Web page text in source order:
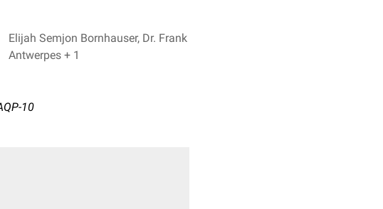
Elijah Semjon Bornhauser, Dr. Frank
Antwerpes + 1
10